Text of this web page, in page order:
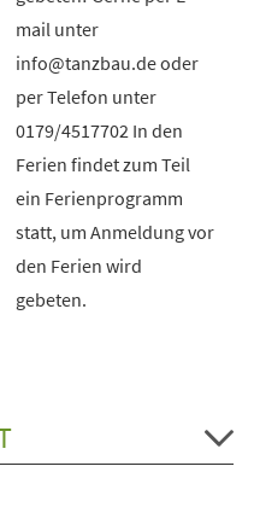
mail unter
info@tanzbau.de oder
per Telefon unter
0179/4517702 In den
Ferien findet zum Teil
ein Ferienprogramm
statt, um Anmeldung vor
den Ferien wird
gebeten.